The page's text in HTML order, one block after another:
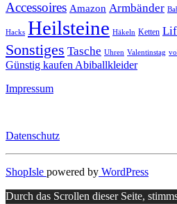
Accessoires Amazon Armbänder
Hacks Heilsteine Häkeln Ketten
Sonstiges Tasche Uhren Valentinstag
Günstig kaufen Abiballkleider
Impressum
Datenschutz
ShopIsle powered by WordPress
Durch das Scrollen dieser Seite,